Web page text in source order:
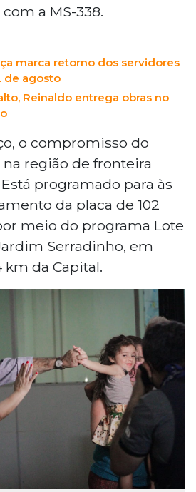
a MS-338.
marca retorno dos servidores
de agosto
Reinaldo entrega obras no
o compromisso do
região de fronteira
programado para às
da placa de 102
meio do programa Lote
Serradinho, em
km da Capital.